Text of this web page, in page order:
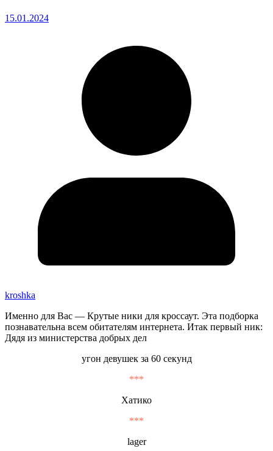
15.01.2024
kroshka
Именно для Вас — Крутые ники для кроссаут. Эта подборка
познавательна всем обитателям интернета. Итак первый ник:
Дядя из министерства добрых дел
угон девушек за 60 секунд
***
Хатико
***
lager